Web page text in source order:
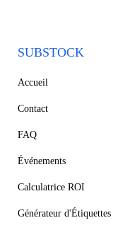
SUBSTOCK
Accueil
Contact
FAQ
Événements
Calculatrice ROI
Générateur d'Étiquettes